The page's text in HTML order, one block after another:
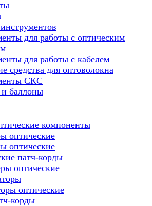
для работы с оптическим
для работы с кабелем
средства для оптоволокна
СКС
и баллоны
компоненты
оптические
оптические
патч-корды
оптические
оптические
корды